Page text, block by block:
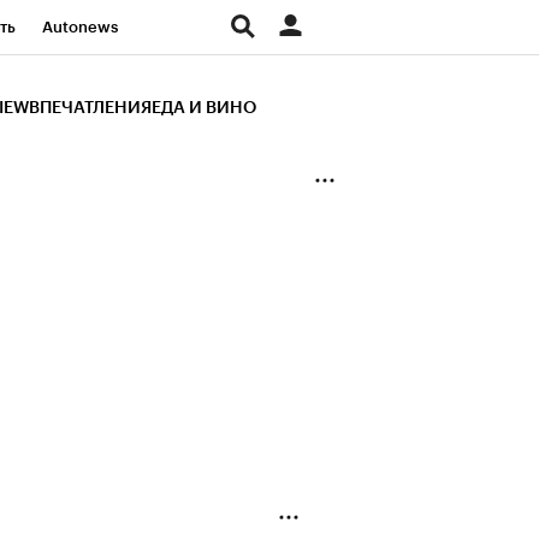
Autonews
ВПЕЧАТЛЕНИЯ ЕДА И ВИНО